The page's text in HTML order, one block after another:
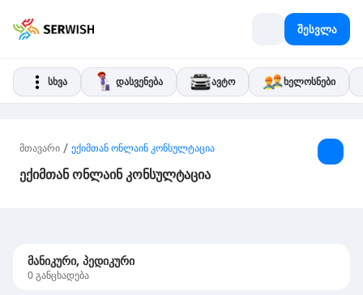
შესვლა
სხვა დასვენება ავტო ხელოსნები
მთავარი / ექიმთან ონლაინ კონსულტაცია
ექიმთან ონლაინ კონსულტაცია
მანიკური, პედიკური
0განცხადება